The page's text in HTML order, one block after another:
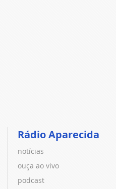
Rádio Aparecida
notícias
ouça ao vivo
podcast